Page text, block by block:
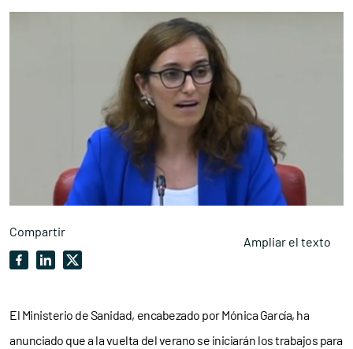
Compartir
Ampliar el texto
El Ministerio de Sanidad, encabezado por Mónica García, ha
anunciado que a la vuelta del verano se iniciarán los trabajos para